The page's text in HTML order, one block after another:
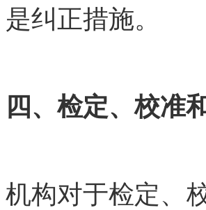
是纠正措施。
四、检定、校准
机构对于检定、